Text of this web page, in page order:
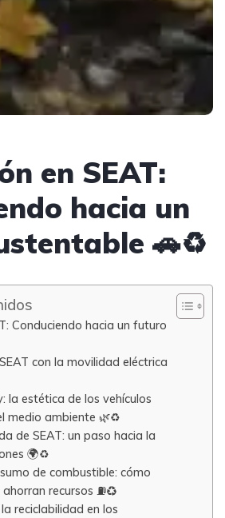
en SEAT:
hacia un
🚗♻️
Conduciendo hacia un futuro
con la movilidad eléctrica
la estética de los vehículos
medio ambiente 🌿♻️
de SEAT: un paso hacia la
🌍♻️
de combustible: cómo
ahorran recursos ⛽️♻️
reciclabilidad en los